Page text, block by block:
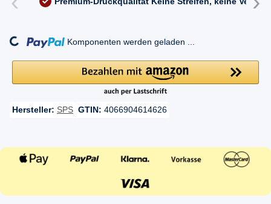
Komponenten werden geladen ...
Hersteller: SPS GTIN: 4066904614626